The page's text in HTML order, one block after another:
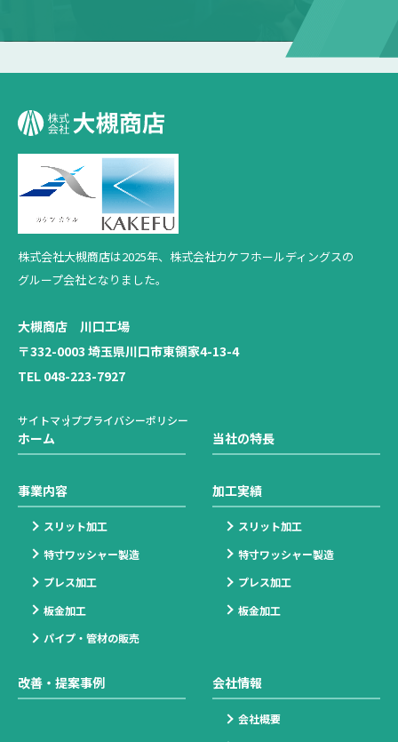
株式会社大槻商店は2025年、 株式会社カケフホールディングスの
グループ会社となりました。
大槻商店 川口工場
〒332-0003 埼玉県川口市東領家4-13-4
TEL 048-223-7927
サイトマッププライバシーポリシー
ホーム 当社の特長
事業内容
スリット加工
特寸ワッシャー製造
プレス加工
板金加工
パイプ・管材の販売
加工実績
スリット加工
特寸ワッシャー製造
プレス加工
板金加工
改善・提案事例 会社情報
会社概要